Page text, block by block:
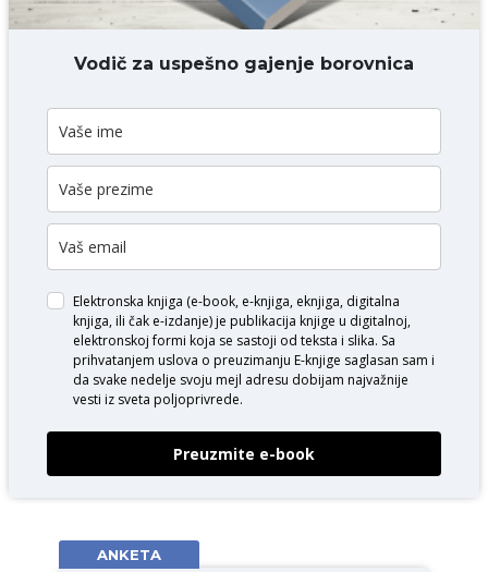
DODAJ KOMENTAR
Vodič za uspešno gajenje borovnica
Elektronska knjiga (e-book, e-knjiga, eknjiga, digitalna
knjiga, ili čak e-izdanje) je publikacija knjige u digitalnoj,
elektronskoj formi koja se sastoji od teksta i slika. Sa
prihvatanjem uslova o preuzimanju E-knjige saglasan sam i
da svake nedelje svoju mejl adresu dobijam najvažnije
vesti iz sveta poljoprivrede.
Preuzmite e-book
ANKETA